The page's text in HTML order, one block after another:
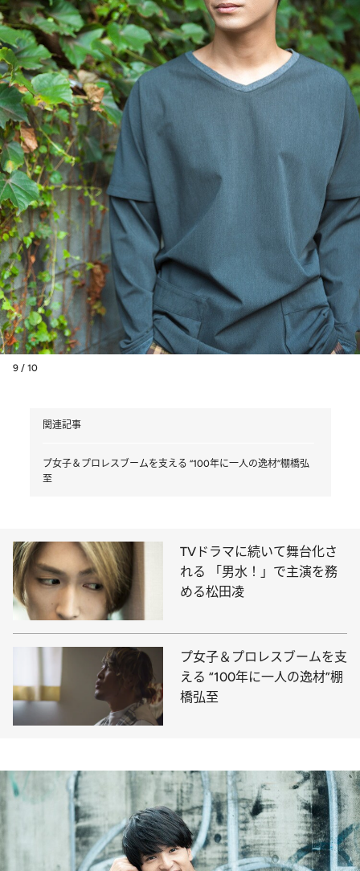
9 / 10
関連記事
プ女子＆プロレスブームを支える “100年に一人の逸材”棚橋弘
至
TVドラマに続いて舞台化さ
れる 「男水！」で主演を務
める松田凌
プ女子＆プロレスブームを支
える “100年に一人の逸材”棚
橋弘至